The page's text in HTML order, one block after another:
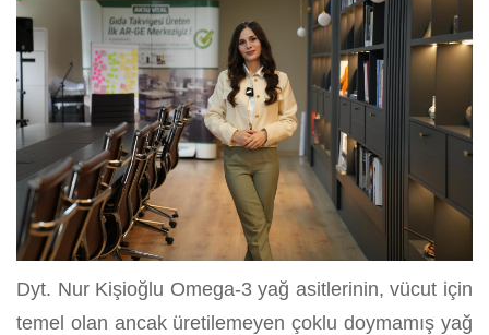
Dyt. Nur Kişioğlu Omega-3 yağ asitlerinin, vücut için
temel olan ancak üretilemeyen çoklu doymamış yağ